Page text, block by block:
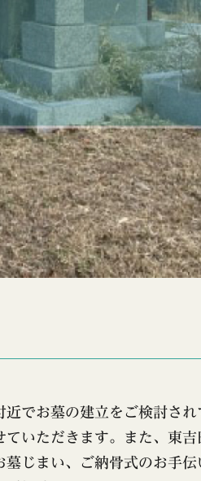
でお墓の建立をご検討さ
いただきます。また、東
じまい、ご納骨式のお手伝